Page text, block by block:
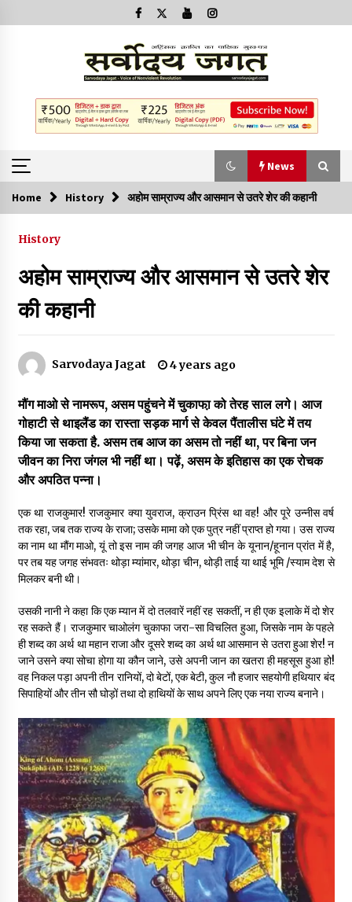
News
News
2 years ago
डॉक्टर अंबेडकर सामाजिक नवजागरण के अग्रदूत थे
3 years ago
सर्व सेवा संघ मुख्यालय में मनाई गई ज्योति बा फुले जयंती
इतिहास बदलने के प्रयास का विरोध करना होगा
3 years ago
चाइनीज मस्ट गो
3 years ago
गांधी के रास्ते ही वैश्विक समस्याओं का समाधान सम्भव
3 years ago
पीवी राजगोपाल को जापान का निवानो शांति पुरस्कार
3 years ago
कैसे बचायें बच्चों का मन?
3 years ago
राष्ट्रीय आन्दोलन में भाषाओं की भूमिका पर एक जरूरी दस्तावेज
3 years ago
Home History अहोम साम्राज्य और आसमान से उतरे शेर की कहानी
History
अहोम साम्राज्य और आसमान से उतरे शेर
की कहानी
Sarvodaya Jagat 4 years ago
मौंग माओ से नामरूप, असम पहुंचने में चुकाफा़ को तेरह साल लगे। आज
गोहाटी से थाइलैंड का रास्ता सड़क मार्ग से केवल पैंतालीस घंटे में तय
किया जा सकता है. असम तब आज का असम तो नहीं था, पर बिना जन
जीवन का निरा जंगल भी नहीं था। पढ़ें, असम के इतिहास का एक रोचक
और अपठित पन्ना।
एक था राजकुमार! राजकुमार क्या युवराज, क्राउन प्रिंस था वह! और पूरे उन्नीस वर्ष
तक रहा, जब तक राज्य के राजा; उसके मामा को एक पुत्र नहीं प्राप्त हो गया। उस राज्य
का नाम था मौंग माओ, यूं तो इस नाम की जगह आज भी चीन के यूनान/हूनान प्रांत में है,
पर तब यह जगह संभवतः थोड़ा म्यांमार, थोड़ा चीन, थोड़ी ताई या थाई भूमि /स्याम देश से
मिलकर बनी थी।
उसकी नानी ने कहा कि एक म्यान में दो तलवारें नहीं रह सकतीं, न ही एक इलाके में दो शेर
रह सकते हैं। राजकुमार चाओलंग चुकाफा जरा-सा विचलित हुआ, जिसके नाम के पहले
ही शब्द का अर्थ था महान राजा और दूसरे शब्द का अर्थ था आसमान से उतरा हुआ शेर! न
जाने उसने क्या सोचा होगा या कौन जाने, उसे अपनी जान का खतरा ही महसूस हुआ हो!
वह निकल पड़ा अपनी तीन रानियों, दो बेटों, एक बेटी, कुल नौ हजार सहयोगी हथियार बंद
सिपाहियों और तीन सौ घोड़ों तथा दो हाथियों के साथ अपने लिए एक नया राज्य बनाने।